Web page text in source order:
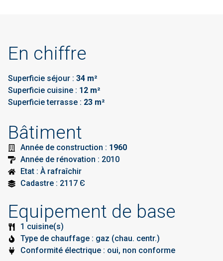
En chiffre
Superficie séjour : 34 m²
Superficie cuisine : 12 m²
Superficie terrasse : 23 m²
Bâtiment
Année de construction : 1960
Année de rénovation : 2010
Etat : À rafraîchir
Cadastre : 2117 Є
Equipement de base
1 cuisine(s)
Type de chauffage : gaz (chau. centr.)
Conformité électrique : oui, non conforme